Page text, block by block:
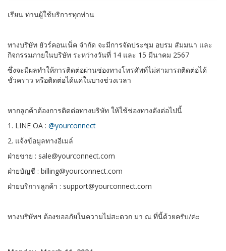
เรียน ท่านผู้ใช้บริการทุกท่าน
ทางบริษัท ยัวร์คอนเน็ค จำกัด จะมีการจัดประชุม อบรม สัมมนา และ
กิจกรรมภายในบริษัท ระหว่างวันที่ 14 และ 15 มีนาคม 2567
ซึ่งจะมีผลทำให้การติดต่อผ่านช่องทางโทรศัพท์ไม่สามารถติดต่อได้
ชั่วคราว หรือติดต่อได้แค่ในบางช่วงเวลา
หากลูกค้าต้องการติดต่อทางบริษัท ให้ใช้ช่องทางดังต่อไปนี้
1. LINE OA : @yourconnect
2. แจ้งข้อมูลทางอีเมล์
ฝ่ายขาย : sale@yourconnect.com
ฝ่ายบัญชี : billing@yourconnect.com
ฝ่ายบริการลูกค้า : support@yourconnect.com
ทางบริษัทฯ ต้องขออภัยในความไม่สะดวก มา ณ ที่นี้ด้วยครับ/ค่ะ